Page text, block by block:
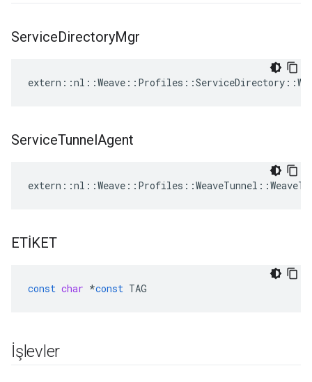
ServiceDirectoryMgr
ServiceTunnelAgent
ETİKET
const char *const TAG
İşlevler